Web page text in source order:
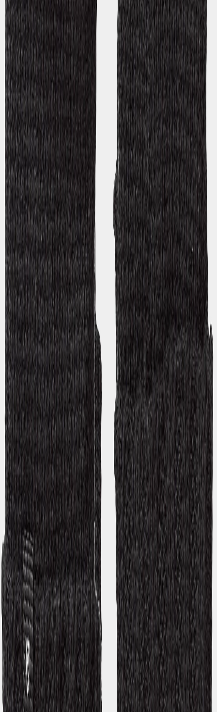
Scheint bisher in Ordnung zu sein.
🇬🇧 Gunnel Translated from English Show original
Über Didriksons
Unsere Geschichte
Unsere Verantwortung
Stellenangebote
Richtlinien
Material bank
Impressum
Kundenservice
Kontaktiere uns
Bestellung
Bezahlung
Lieferung
Rückgabe
Allgemeine Geschäftsbedingungen
Produktfragen
Guides
Größentabelle
Finde deine Passform
Pflegehinweise
Reißverschluss-Ratgeber
Wähle dein Wärmelevel
Was ist Galon®?
Eine Wasserdichte Geschichte
Wie nutze ich „extend size“
Coverall-Ratgeber
Über Didriksons
Unsere Geschichte
Unsere Verantwortung
Stellenangebote
Richtlinien
Material bank
Impressum
Kundenservice
Guides
Germany (EUR)
Sociala media